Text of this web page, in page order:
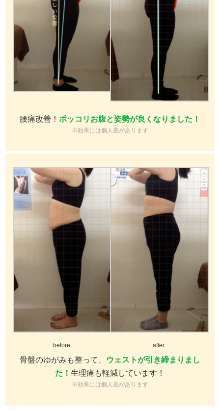
腰痛改善！ ポッコリお腹と姿勢が良くなりました！
※効果には個人差があります
before after
骨盤のゆがみも整って、
ウェストが引き締まりまし
た！ 生理痛も軽減しています！
※効果には個人差があります